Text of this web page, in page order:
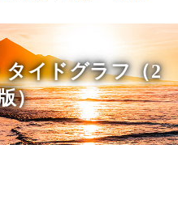
タイドグラフ（2
）